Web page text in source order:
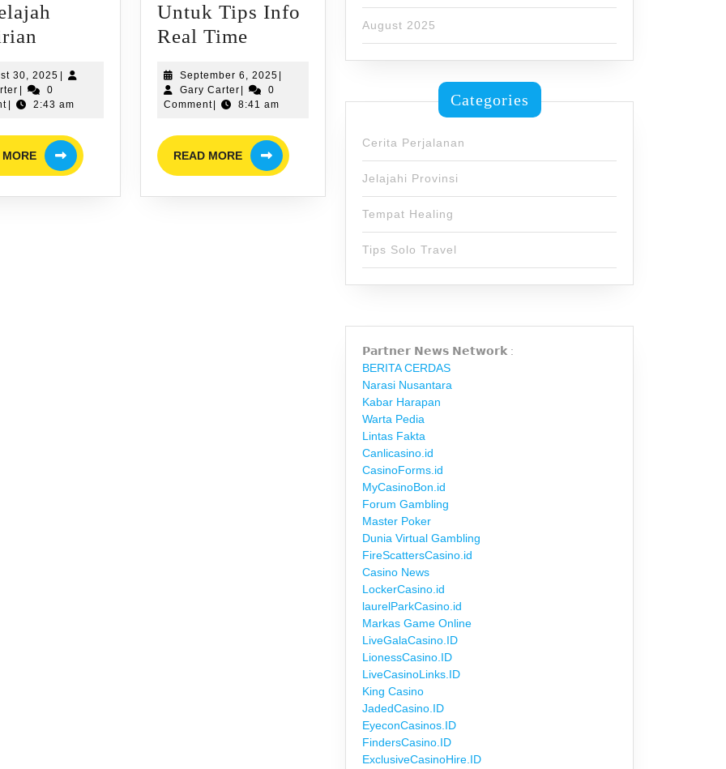
Keren
Solo
Tetap
Eksis
Meski
30, 2025 August
2025
Gary
Carter
0
2:43 am
MORE
READ
MORE
Untuk Tips Info
Real TimeManfaatkan
Traveler
Online
Untuk
Tips
Info
September 6, 2025September
2025
Gary CarterGary
Carter
0
Comment
8:41 am
READ MORE
READ
MORE
August 2025
Categories
Cerita Perjalanan
Jelajahi Provinsi
Tempat Healing
Tips Solo Travel
𝗣𝗮𝗿𝘁𝗻𝗲𝗿 𝗡𝗲𝘄𝘀 𝗡𝗲𝘁𝘄𝗼𝗿𝗸 :
BERITA CERDAS
Narasi Nusantara
Kabar Harapan
Warta Pedia
Lintas Fakta
Canlicasino.id
CasinoForms.id
MyCasinoBon.id
Forum Gambling
Master Poker
Dunia Virtual Gambling
FireScattersCasino.id
Casino News
LockerCasino.id
laurelParkCasino.id
Markas Game Online
LiveGalaCasino.ID
LionessCasino.ID
LiveCasinoLinks.ID
King Casino
JadedCasino.ID
EyeconCasinos.ID
FindersCasino.ID
ExclusiveCasinoHire.ID